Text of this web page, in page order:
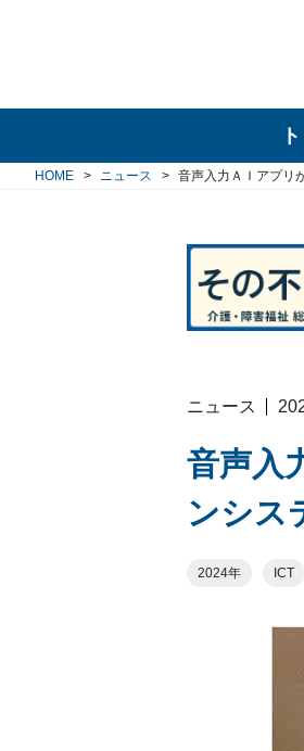
HOME ニュース 音声入力ＡＩアプリ
ニュース
音声入
ンシス
2024年 ICT